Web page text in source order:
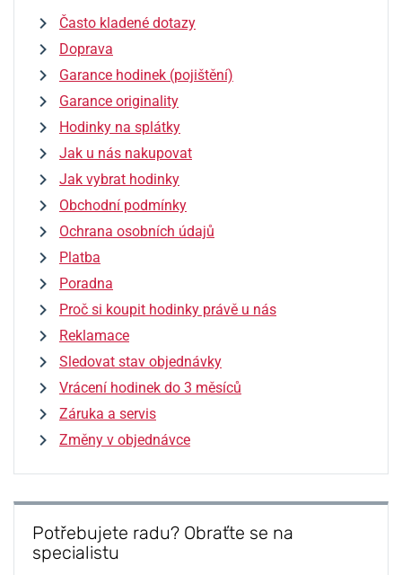
Často kladené dotazy
Doprava
Garance hodinek (pojištění)
Garance originality
Hodinky na splátky
Jak u nás nakupovat
Jak vybrat hodinky
Obchodní podmínky
Ochrana osobních údajů
Platba
Poradna
Proč si koupit hodinky právě u nás
Reklamace
Sledovat stav objednávky
Vrácení hodinek do 3 měsíců
Záruka a servis
Změny v objednávce
Potřebujete radu? Obraťte se na
specialistu